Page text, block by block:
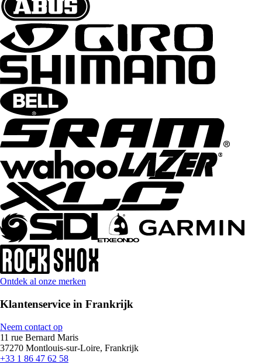
Ontdek al onze merken
Klantenservice in Frankrijk
Neem contact op
11 rue Bernard Maris
37270 Montlouis-sur-Loire, Frankrijk
+33 1 86 47 62 58